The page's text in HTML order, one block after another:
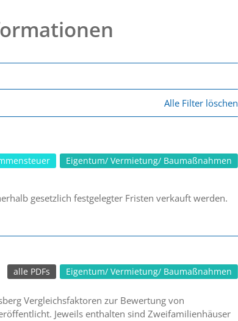
Alle Filter löschen
Eigentum/ Vermietung/ Baumaßnahmen
gesetzlich festgelegter Fristen verkauft werden.
Eigentum/ Vermietung/ Baumaßnahmen
alle PDFs
Vergleichsfaktoren zur Bewertung von
Jeweils enthalten sind Zweifamilienhäuser